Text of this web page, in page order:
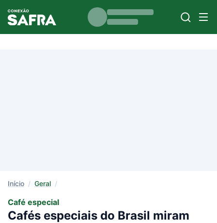
Início / Geral /
Café especial
Cafés especiais do Brasil miram